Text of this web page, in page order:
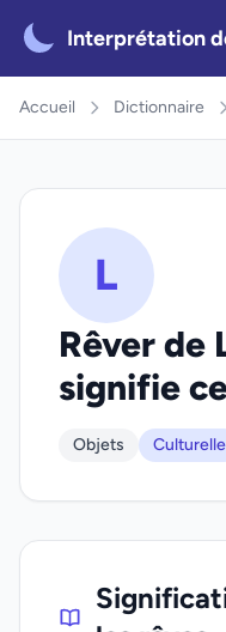
Interprétation
Accueil Dictionnaire
L
Rêver de
signifie
Objets Culturelle